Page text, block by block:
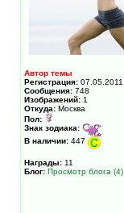
Автор темы
Регистрация: 07.05.2011
Сообщения: 748
Изображений: 1
Откуда: Москва
Пол:
Знак зодиака:
В наличии: 447
Награды: 11
Блог: Просмотр блога (4)